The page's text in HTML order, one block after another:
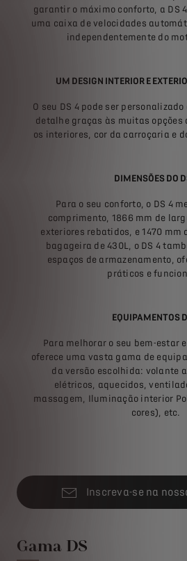
garantir o máximo conforto, a DS
uma caixa de velocidades
independentemente do
UM DESIGN INTERIOR E
O seu DS 4 pode ser
detalhe graças às muitas opções
os interiores, cor da carroçaria e
DIMENSÕES DO
Para o seu conforto, o DS 4
comprimento, 1866 mm de
exteriores rebatidos, e 1470 mm
bagageira de 430L, o DS 4
espaços de armazenamento,
práticos e
EQUIPAMENTOS
Para melhorar o seu bem-estar
oferece uma vasta gama de
da versão escolhida: volante
elétricos, aquecidos,
massagem, Iluminação interior
cores), etc.
Inscreva-se na
Gama DS